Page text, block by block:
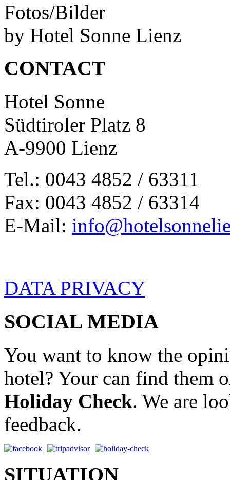
Fotos/Bilder
by Hotel Sonne Lienz
CONTACT
Hotel Sonne
Südtiroler Platz 8
A-9900 Lienz
Tel.: 0043 4852 / 63311
Fax: 0043 4852 / 63314
E-Mail:
DATA PRIVACY
SOCIAL MEDIA
You want to know the
hotel? Your can find them
Holiday Check. We are
feedback.
SITUATION